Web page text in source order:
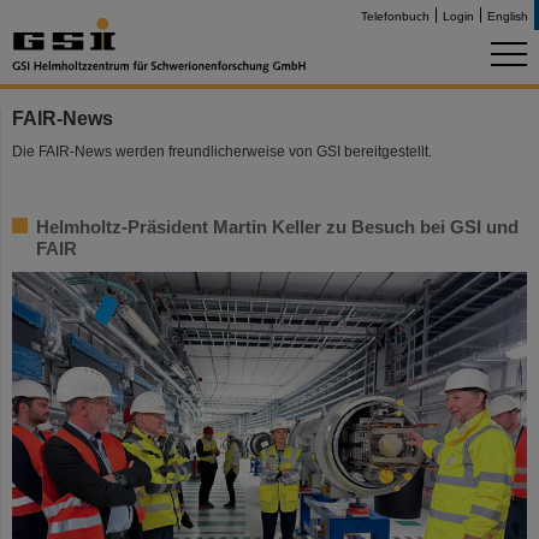
Telefonbuch Login English
FAIR-News
Die FAIR-News werden freundlicherweise von GSI bereitgestellt.
Helmholtz-Präsident Martin Keller zu Besuch bei GSI und
FAIR